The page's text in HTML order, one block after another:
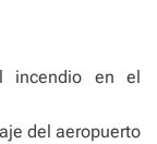
incendio en el
del aeropuerto